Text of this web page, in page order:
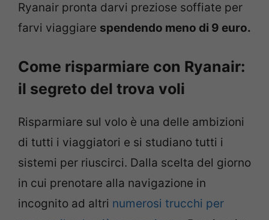
Ryanair pronta darvi preziose soffiate per
farvi viaggiare spendendo meno di 9 euro.
Come risparmiare con Ryanair:
il segreto del trova voli
Risparmiare sul volo è una delle ambizioni
di tutti i viaggiatori e si studiano tutti i
sistemi per riuscirci. Dalla scelta del giorno
in cui prenotare alla navigazione in
incognito ad altri numerosi trucchi per